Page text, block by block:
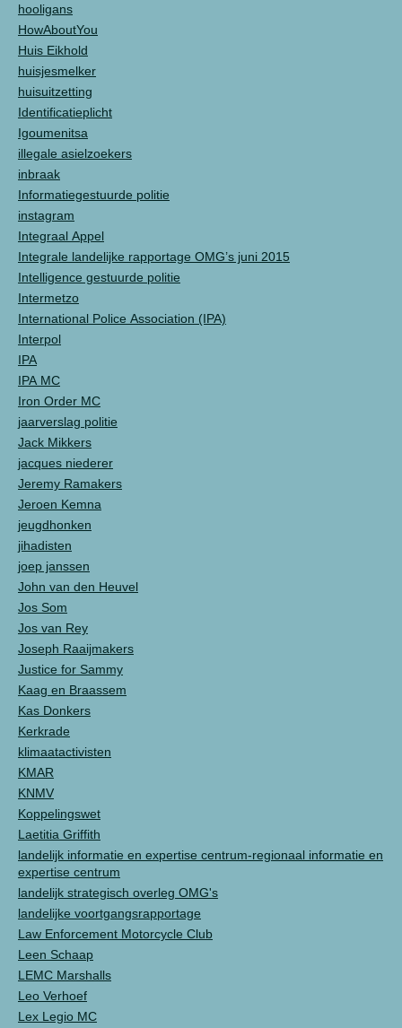
hooligans
HowAboutYou
Huis Eikhold
huisjesmelker
huisuitzetting
Identificatieplicht
Igoumenitsa
illegale asielzoekers
inbraak
Informatiegestuurde politie
instagram
Integraal Appel
Integrale landelijke rapportage OMG’s juni 2015
Intelligence gestuurde politie
Intermetzo
International Police Association (IPA)
Interpol
IPA
IPA MC
Iron Order MC
jaarverslag politie
Jack Mikkers
jacques niederer
Jeremy Ramakers
Jeroen Kemna
jeugdhonken
jihadisten
joep janssen
John van den Heuvel
Jos Som
Jos van Rey
Joseph Raaijmakers
Justice for Sammy
Kaag en Braassem
Kas Donkers
Kerkrade
klimaatactivisten
KMAR
KNMV
Koppelingswet
Laetitia Griffith
landelijk informatie en expertise centrum-regionaal informatie en
expertise centrum
landelijk strategisch overleg OMG's
landelijke voortgangsrapportage
Law Enforcement Motorcycle Club
Leen Schaap
LEMC Marshalls
Leo Verhoef
Lex Legio MC